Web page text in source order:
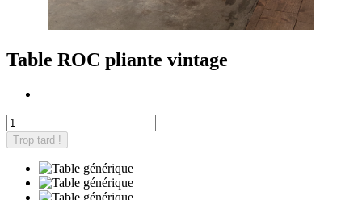
Table ROC pliante vintage
Trop tard !